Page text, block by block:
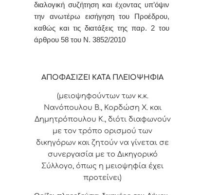
διαλογική συζήτηση και έχοντας υπ’όψιν
την ανωτέρω εισήγηση του Προέδρου,
καθώς και τις διατάξεις της παρ. 2 του
άρθρου 58 του Ν. 3852/2010
ΑΠΟΦΑΣΙΖΕΙ ΚΑΤΑ ΠΛΕΙΟΨΗΦΙΑ
(μειοψηφούντων των κ.κ.
Νανόπουλου Β., Κορδώση Χ. και
Δημητρόπουλου Κ., διότι διαφωνούν
με τον τρόπο ορισμού των
δικηγόρων και ζητούν να γίνεται σε
συνεργασία με το Δικηγορικό
Σύλλογο, όπως η μειοψηφία έχει
προτείνει)